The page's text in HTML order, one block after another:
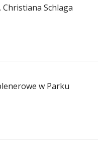
Schlaga
w Parku